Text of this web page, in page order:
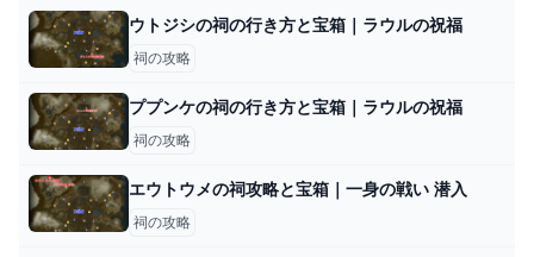
ウトジシの祠の行き方と宝箱｜ラウルの祝福
祠の攻略
ププンケの祠の行き方と宝箱｜ラウルの祝福
祠の攻略
エウトウメの祠攻略と宝箱｜一身の戦い 潜入
祠の攻略